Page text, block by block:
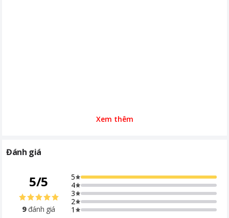
Xem thêm
Đánh giá
5/5
9 đánh giá
5
4
3
2
1